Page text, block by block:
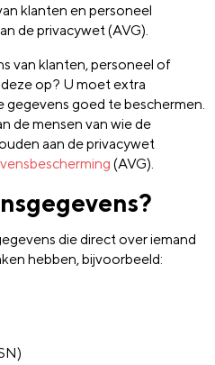
klanten en personeel
de privacywet (AVG).
van klanten, personeel of
op? U moet extra
gegevens goed te beschermen.
de mensen van wie de
aan de privacywet
(AVG).
die direct over iemand
hebben, bijvoorbeeld: